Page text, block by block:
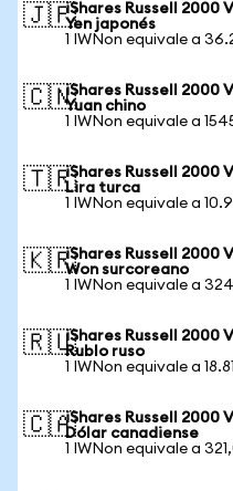
🇯🇵iShares Russell 2000
Yen japonés
1 IWNon equivale a
🇨🇳iShares Russell 2000
Yuan chino
1 IWNon equivale a
🇹🇷iShares Russell 2000
Lira turca
1 IWNon equivale a
🇰🇷iShares Russell 2000
Won surcoreano
1 IWNon equivale a
🇷🇺iShares Russell 2000
Rublo ruso
1 IWNon equivale a
🇨🇦iShares Russell 2000
Dólar canadiense
1 IWNon equivale a